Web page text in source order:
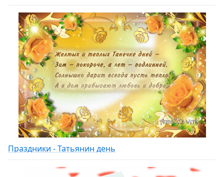
Праздники - Татьянин день